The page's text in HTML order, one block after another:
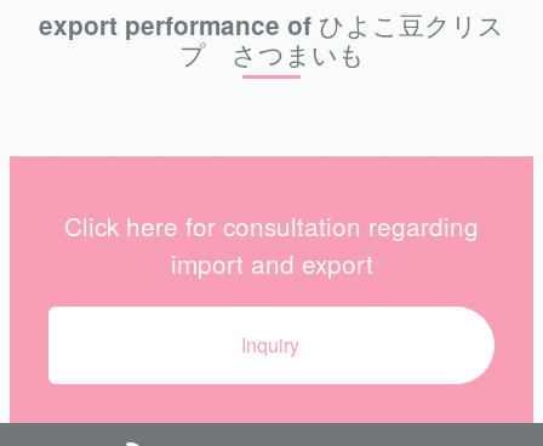
export performance of ひよこ豆クリス
プ さつまいも
Click here for consultation regarding
import and export
Inquiry